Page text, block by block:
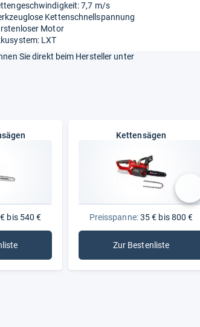
7,7 m/s
Kettenschnellspannung
Motor
LXT
Sie direkt beim Hersteller unter
bis 540 €
Kettensägen
Kettensägen
Preisspanne:35 € bis 800 €
Zur Bestenliste
: Kettensägen